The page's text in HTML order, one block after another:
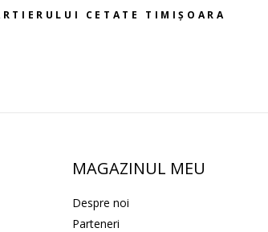
CETATE TIMIȘOARA
MAGAZINUL MEU
Despre noi
Parteneri